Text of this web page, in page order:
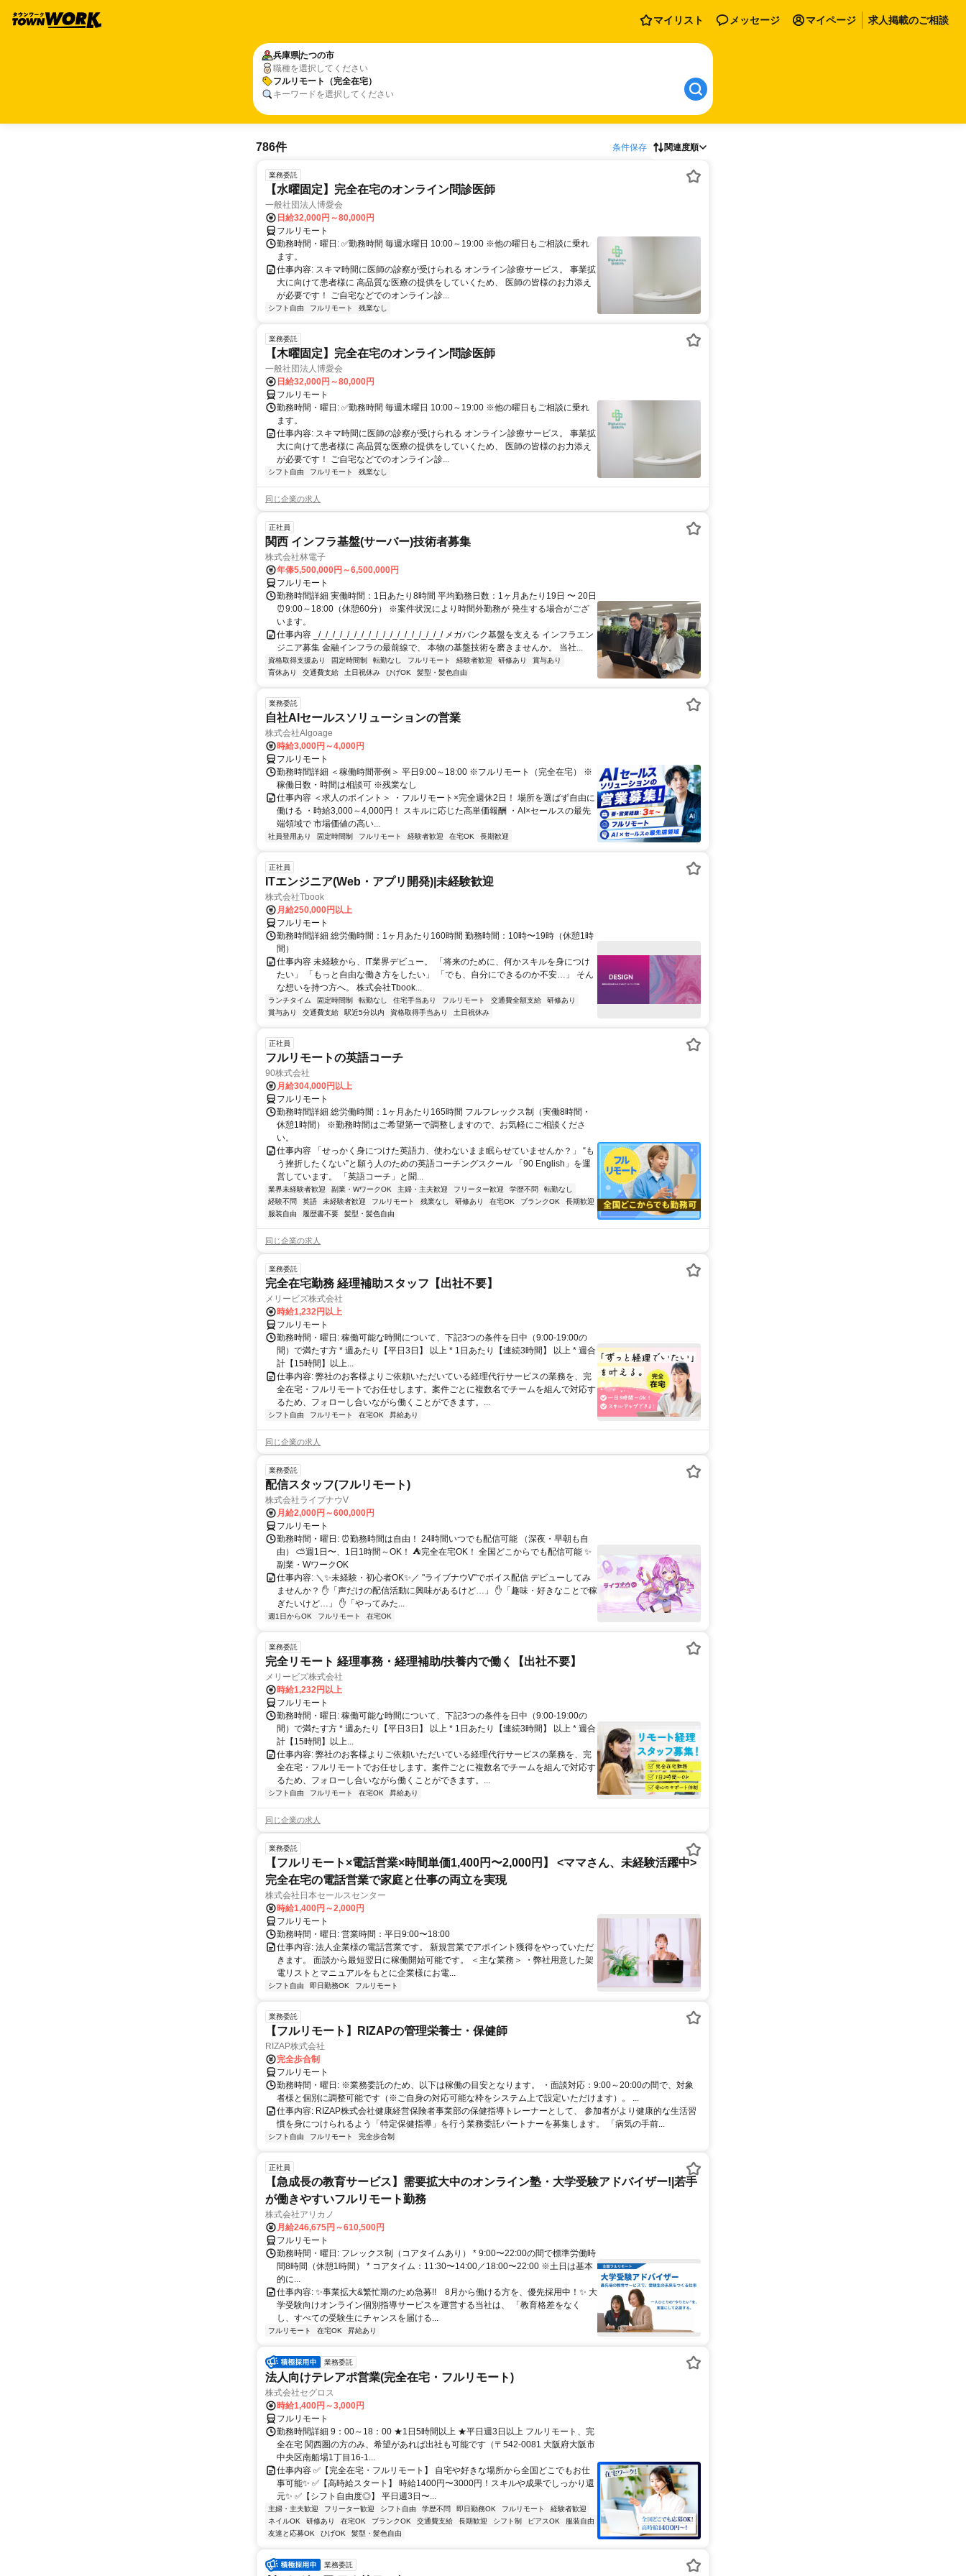
マイリスト メッセージ マイページ 求人掲載のご相談
兵庫県たつの市
職種を選択してください
フルリモート（完全在宅）
キーワードを選択してください
786件 条件保存 関連度順
業務委託
【水曜固定】完全在宅のオンライン問診医師
一般社団法人博愛会
日給32,000円～80,000円
フルリモート
勤務時間・曜日: ✅勤務時間 毎週水曜日 10:00～19:00 ※他の曜日もご相談に乗れ
ます。
仕事内容: スキマ時間に医師の診察が受けられる オンライン診療サービス。 事業拡
大に向けて患者様に 高品質な医療の提供をしていくため、 医師の皆様のお力添え
が必要です！ ご自宅などでのオンライン診...
シフト自由 フルリモート 残業なし
業務委託
【木曜固定】完全在宅のオンライン問診医師
一般社団法人博愛会
日給32,000円～80,000円
フルリモート
勤務時間・曜日: ✅勤務時間 毎週木曜日 10:00～19:00 ※他の曜日もご相談に乗れ
ます。
仕事内容: スキマ時間に医師の診察が受けられる オンライン診療サービス。 事業拡
大に向けて患者様に 高品質な医療の提供をしていくため、 医師の皆様のお力添え
が必要です！ ご自宅などでのオンライン診...
シフト自由 フルリモート 残業なし
同じ企業の求人
正社員
関西 インフラ基盤(サーバー)技術者募集
株式会社林電子
年俸5,500,000円～6,500,000円
フルリモート
勤務時間詳細 実働時間：1日あたり8時間 平均勤務日数：1ヶ月あたり19日 〜 20日
⏰9:00～18:00（休憩60分） ※案件状況により時間外勤務が 発生する場合がござ
います。
仕事内容 _/_/_/_/_/_/_/_/_/_/_/_/_/_/_/_/_/_/ メガバンク基盤を支える インフラエン
ジニア募集 金融インフラの最前線で、 本物の基盤技術を磨きませんか。 当社...
資格取得支援あり 固定時間制 転勤なし フルリモート 経験者歓迎 研修あり
賞与あり
育休あり
交通費支給 土日祝休み ひげOK 髪型・髪色自由
業務委託
自社AIセールスソリューションの営業
株式会社Algoage
時給3,000円～4,000円
フルリモート
勤務時間詳細 ＜稼働時間帯例＞ 平日9:00～18:00 ※フルリモート（完全在宅） ※
稼働日数・時間は相談可 ※残業なし
仕事内容 ＜求人のポイント＞ ・フルリモート×完全週休2日！ 場所を選ばず自由に
働ける ・時給3,000～4,000円！ スキルに応じた高単価報酬 ・AI×セールスの最先
端領域で 市場価値の高い...
社員登用あり 固定時間制 フルリモート 経験者歓迎 在宅OK 長期歓迎
正社員
ITエンジニア(Web・アプリ開発)|未経験歓迎
株式会社Tbook
月給250,000円以上
フルリモート
勤務時間詳細 総労働時間：1ヶ月あたり160時間 勤務時間：10時〜19時（休憩1時
間）
仕事内容 未経験から、IT業界デビュー。 「将来のために、何かスキルを身につけ
たい」 「もっと自由な働き方をしたい」 「でも、自分にできるのか不安…」 そん
な想いを持つ方へ。 株式会社Tbook...
ランチタイム 固定時間制 転勤なし 住宅手当あり フルリモート 交通費全額支給
研修あり
賞与あり
交通費支給 駅近5分以内 資格取得手当あり 土日祝休み
正社員
フルリモートの英語コーチ
90株式会社
月給304,000円以上
フルリモート
勤務時間詳細 総労働時間：1ヶ月あたり165時間 フルフレックス制（実働8時間・
休憩1時間） ※勤務時間はご希望第一で調整しますので、お気軽にご相談くださ
い。
仕事内容 「せっかく身につけた英語力、使わないまま眠らせていませんか？」 “も
う挫折したくない”と願う人のための英語コーチングスクール 「90 English」を運
営しています。 「英語コーチ」と聞...
業界未経験者歓迎 副業・WワークOK 主婦・主夫歓迎 フリーター歓迎 学歴不問
転勤なし
経験不問
英語 未経験者歓迎 フルリモート 残業なし 研修あり 在宅OK ブランクOK
長期歓迎
服装自由
履歴書不要 髪型・髪色自由
同じ企業の求人
業務委託
完全在宅勤務 経理補助スタッフ【出社不要】
メリービズ株式会社
時給1,232円以上
フルリモート
勤務時間・曜日: 稼働可能な時間について、下記3つの条件を日中（9:00-19:00の
間）で満たす方 * 週あたり【平日3日】 以上 * 1日あたり【連続3時間】 以上 * 週合
計【15時間】以上...
仕事内容: 弊社のお客様よりご依頼いただいている経理代行サービスの業務を、完
全在宅・フルリモートでお任せします。案件ごとに複数名でチームを組んで対応す
るため、フォローし合いながら働くことができます。...
シフト自由 フルリモート 在宅OK 昇給あり
同じ企業の求人
業務委託
配信スタッフ(フルリモート)
株式会社ライブナウV
月給2,000円～600,000円
フルリモート
勤務時間・曜日: ⏰勤務時間は自由！ 24時間いつでも配信可能 （深夜・早朝も自
由） ⛅週1日〜、1日1時間～OK！ ⛺完全在宅OK！ 全国どこからでも配信可能 ✨
副業・WワークOK
仕事内容: ＼✨未経験・初心者OK✨／ "ライブナウV"でボイス配信 デビューしてみ
ませんか？ ✋「声だけの配信活動に興味があるけど…」 ✋「趣味・好きなことで稼
ぎたいけど…」 ✋「やってみた...
週1日からOK フルリモート 在宅OK
業務委託
完全リモート 経理事務・経理補助/扶養内で働く【出社不要】
メリービズ株式会社
時給1,232円以上
フルリモート
勤務時間・曜日: 稼働可能な時間について、下記3つの条件を日中（9:00-19:00の
間）で満たす方 * 週あたり【平日3日】 以上 * 1日あたり【連続3時間】 以上 * 週合
計【15時間】以上...
仕事内容: 弊社のお客様よりご依頼いただいている経理代行サービスの業務を、完
全在宅・フルリモートでお任せします。案件ごとに複数名でチームを組んで対応す
るため、フォローし合いながら働くことができます。...
シフト自由 フルリモート 在宅OK 昇給あり
同じ企業の求人
業務委託
【フルリモート×電話営業×時間単価1,400円〜2,000円】 <ママさん、未経験活躍中>
完全在宅の電話営業で家庭と仕事の両立を実現
株式会社日本セールスセンター
時給1,400円～2,000円
フルリモート
勤務時間・曜日: 営業時間：平日9:00〜18:00
仕事内容: 法人企業様の電話営業です。 新規営業でアポイント獲得をやっていただ
きます。 面談から最短翌日に稼働開始可能です。 ＜主な業務＞ ・弊社用意した架
電リストとマニュアルをもとに企業様にお電...
シフト自由 即日勤務OK フルリモート
業務委託
【フルリモート】RIZAPの管理栄養士・保健師
RIZAP株式会社
完全歩合制
フルリモート
勤務時間・曜日: ※業務委託のため、以下は稼働の目安となります。 ・面談対応：9:00～20:00の間で、対象
者様と個別に調整可能です（※ご自身の対応可能な枠をシステム上で設定いただけます）。 ...
仕事内容: RIZAP株式会社健康経営保険者事業部の保健指導トレーナーとして、 参加者がより健康的な生活習
慣を身につけられるよう「特定保健指導」を行う業務委託パートナーを募集します。 「病気の手前...
シフト自由 フルリモート 完全歩合制
正社員
【急成長の教育サービス】需要拡大中のオンライン塾・大学受験アドバイザー!|若手
が働きやすいフルリモート勤務
株式会社アリカノ
月給246,675円～610,500円
フルリモート
勤務時間・曜日: フレックス制（コアタイムあり） * 9:00〜22:00の間で標準労働時
間8時間（休憩1時間） * コアタイム：11:30〜14:00／18:00〜22:00 ※土日は基本
的に...
仕事内容: ✨️事業拡大&繁忙期のため急募!! 8月から働ける方を、優先採用中！✨️ 大
学受験向けオンライン個別指導サービスを運営する当社は、 「教育格差をなく
し、すべての受験生にチャンスを届ける...
フルリモート 在宅OK 昇給あり
業務委託
法人向けテレアポ営業(完全在宅・フルリモート)
株式会社セグロス
時給1,400円～3,000円
フルリモート
勤務時間詳細 9：00～18：00 ★1日5時間以上 ★平日週3日以上 フルリモート、完
全在宅 関西圏の方のみ、希望があれば出社も可能です（〒542-0081 大阪府大阪市
中央区南船場1丁目16-1...
仕事内容 ✅【完全在宅・フルリモート】 自宅や好きな場所から全国どこでもお仕
事可能✨ ✅【高時給スタート】 時給1400円〜3000円！スキルや成果でしっかり還
元✨ ✅【シフト自由度◎】 平日週3日〜...
主婦・主夫歓迎 フリーター歓迎 シフト自由 学歴不問 即日勤務OK フルリモート
経験者歓迎
ネイルOK
研修あり 在宅OK ブランクOK 交通費支給 長期歓迎 シフト制 ピアスOK
服装自由
友達と応募OK
ひげOK 髪型・髪色自由
業務委託